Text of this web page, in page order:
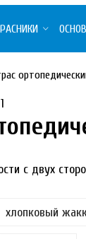
с двух